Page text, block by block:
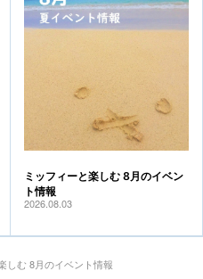
ミッフィーと楽しむ 8月のイベン
ト情報
2026.08.03
しむ 8月のイベント情報